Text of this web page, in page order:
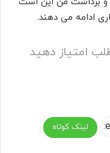
ادامه می دهند.
امتیاز دهید
لینک کوتاه